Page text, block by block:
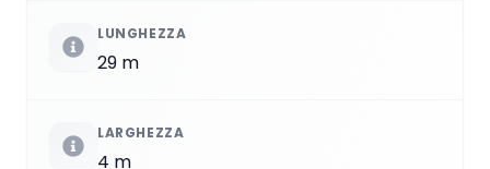
LUNGHEZZA
29 m
LARGHEZZA
4 m